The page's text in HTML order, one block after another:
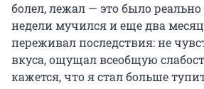
болел, лежал — это было реально
недели мучился и еще два
переживал последствия: не
вкуса, ощущал всеобщую
кажется, что я стал больше